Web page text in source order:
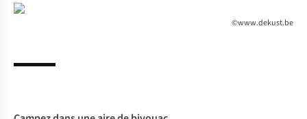
©www.dekust.be